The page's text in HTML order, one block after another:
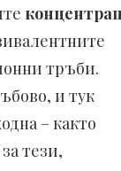
тръби.
и тук
– както
тези,